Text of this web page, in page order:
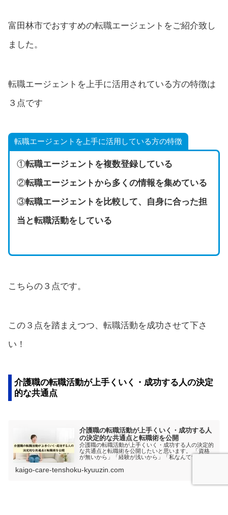
富田林市でおすすめの転職エージェントをご紹介致し
ました。
転職エージェントを上手に活用されている方の特徴は
３点です
転職エージェントを上手に活用している方の特徴
①転職エージェントを複数登録している
②転職エージェントから多くの情報を集めている
③転職エージェントを比較して、自身に合った担
当と転職活動をしている
こちらの３点です。
この３点を踏まえつつ、転職活動を成功させて下さ
い！
介護職の転職活動が上手くいく・成功する人の決定
的な共通点
介護職の転職活動が上手くいく・成功する人
の決定的な共通点と転職術を公開
介護職の転職活動が上手くいく・成功する人の決定的
な共通点と転職術を公開したいと思います。 「資格
が無いから」「経験が浅いから」「私なんてすぐ採用
転職活動が成功している人の共通点と転職術を理解で
きると思います。
kaigo-care-tenshoku-kyuuzin.com